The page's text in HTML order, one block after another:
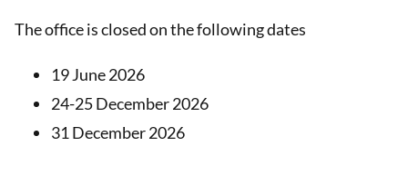
The office is closed on the following dates
19 June 2026
24-25 December 2026
31 December 2026